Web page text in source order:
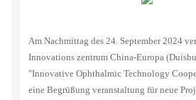
Am Nachmittag des 24. September 2024
Innovations zentrum China-Europa
"Innovative Ophthalmic Technology
eine Begrüßung veranstaltung für neue